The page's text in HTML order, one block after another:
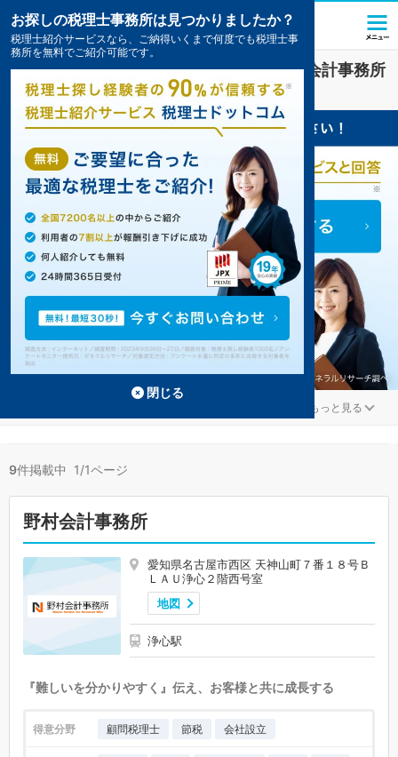
美容業界に強い名古屋市西区の税理士・会計事務所
の一覧9件掲載中
もっと見る
9件掲載中 1/1ページ
野村会計事務所
愛知県名古屋市西区 天神山町７番１８号Ｂ
ＬＡＵ浄心２階西号室
地図
浄心駅
『難しいを分かりやすく』伝え、お客様と共に成長する
得意分野 顧問税理士 節税 会社設立
お探しの税理士事務所は見つかりましたか？
税理士紹介サービスなら、ご納得いくまで何度でも税理士事
務所を無料でご紹介可能です。
閉じる